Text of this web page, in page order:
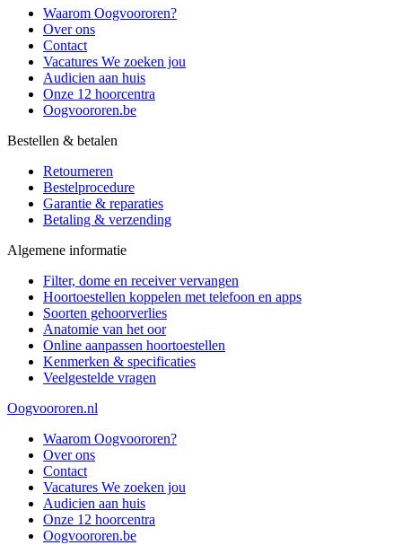
Waarom Oogvoororen?
Over ons
Contact
Vacatures We zoeken jou
Audicien aan huis
Onze 12 hoorcentra
Oogvoororen.be
Bestellen & betalen
Retourneren
Bestelprocedure
Garantie & reparaties
Betaling & verzending
Algemene informatie
Filter, dome en receiver vervangen
Hoortoestellen koppelen met telefoon en apps
Soorten gehoorverlies
Anatomie van het oor
Online aanpassen hoortoestellen
Kenmerken & specificaties
Veelgestelde vragen
Oogvoororen.nl
Waarom Oogvoororen?
Over ons
Contact
Vacatures We zoeken jou
Audicien aan huis
Onze 12 hoorcentra
Oogvoororen.be